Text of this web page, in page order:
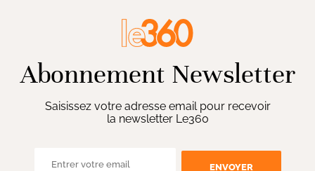
Abonnement Newsletter
Saisissez votre adresse email pour recevoir
la newsletter Le360
ENVOYER